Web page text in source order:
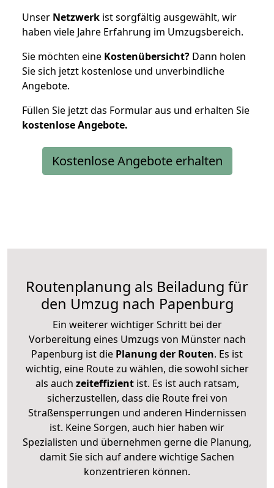
Unser Netzwerk ist sorgfältig ausgewählt, wir
haben viele Jahre Erfahrung im Umzugsbereich.
Sie möchten eine Kostenübersicht? Dann holen
Sie sich jetzt kostenlose und unverbindliche
Angebote.
Füllen Sie jetzt das Formular aus und erhalten Sie
kostenloseAngebote.
Kostenlose Angebote erhalten
Routenplanung als Beiladung für
den Umzug nach Papenburg
Ein weiterer wichtiger Schritt bei der
Vorbereitung eines Umzugs von Münster nach
Papenburg ist die Planung der Routen. Es ist
wichtig, eine Route zu wählen, die sowohl sicher
als auch zeiteffizientist. Es ist auch ratsam,
sicherzustellen, dass die Route frei von
Straßensperrungen und anderen Hindernissen
ist. Keine Sorgen, auch hier haben wir
Spezialisten und übernehmen gerne die Planung,
damit Sie sich auf andere wichtige Sachen
konzentrieren können.